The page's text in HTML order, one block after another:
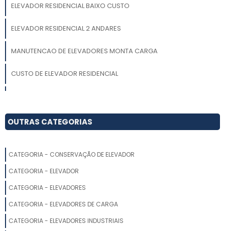
ELEVADOR RESIDENCIAL BAIXO CUSTO
ELEVADOR RESIDENCIAL 2 ANDARES
MANUTENCAO DE ELEVADORES MONTA CARGA
CUSTO DE ELEVADOR RESIDENCIAL
MINI ELEVADOR DE CARGA
PLATAFORMA ELEVATÓRIA RESIDENCIAL PREÇO
ELEVADORES RESIDENCIAIS
OUTRAS CATEGORIAS
CATEGORIA - CONSERVAÇÃO DE ELEVADOR
CATEGORIA - ELEVADOR
CATEGORIA - ELEVADORES
CATEGORIA - ELEVADORES DE CARGA
CATEGORIA - ELEVADORES INDUSTRIAIS